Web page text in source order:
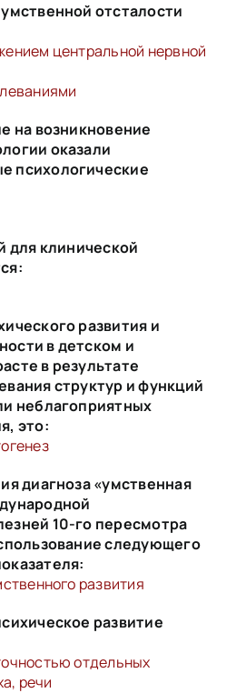
отсталости
центральной нервной
на возникновение
оказали
психологические
для клинической
развития и
в детском и
в результате
структур и функций
неблагоприятных
это:
диагноза «умственная
10-го пересмотра
следующего
развития
развитие
отдельных
речи